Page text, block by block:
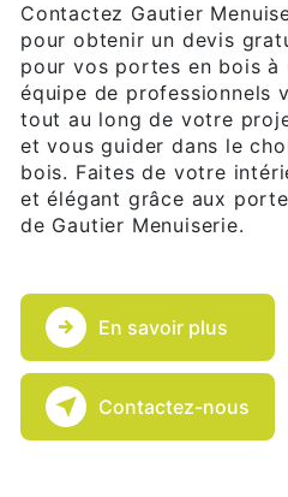
Contactez Gautier
pour obtenir un devis
pour vos portes en bois à
équipe de professionnels
tout au long de votre
et vous guider dans le
bois. Faites de votre
et élégant grâce aux
de Gautier Menuiserie.
En savoir plus
Contactez-nous